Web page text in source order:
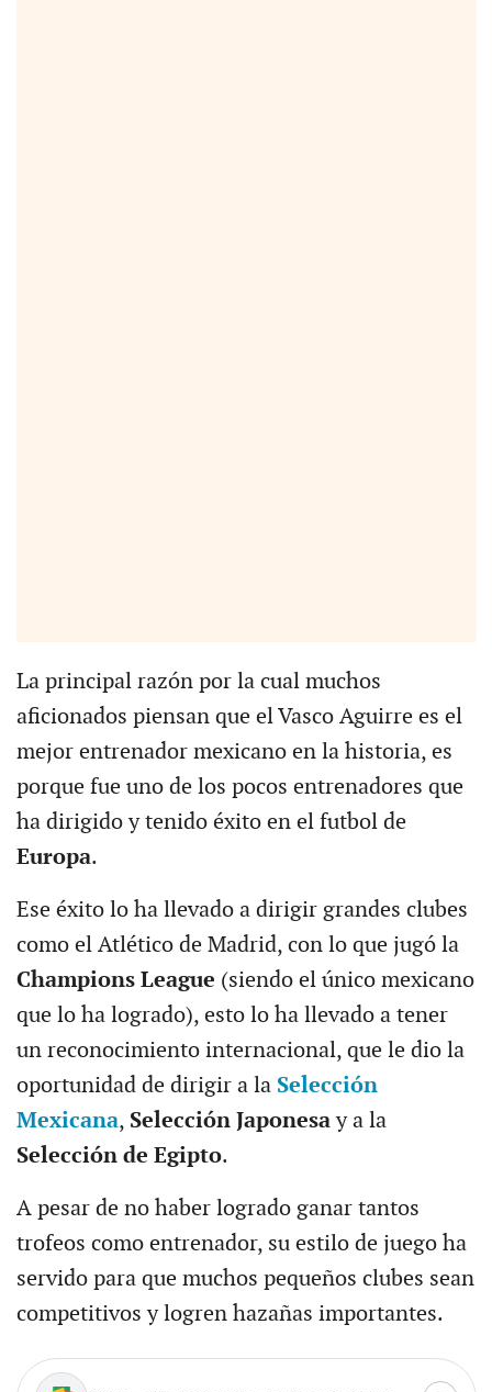
La principal razón por la cual muchos
aficionados piensan que el Vasco Aguirre es el
mejor entrenador mexicano en la historia, es
porque fue uno de los pocos entrenadores que
ha dirigido y tenido éxito en el futbol de
Europa.
Ese éxito lo ha llevado a dirigir grandes clubes
como el Atlético de Madrid, con lo que jugó la
Champions League (siendo el único mexicano
que lo ha logrado), esto lo ha llevado a tener
un reconocimiento internacional, que le dio la
oportunidad de dirigir a la Selección
Mexicana, Selección Japonesay a la
Selección de Egipto.
A pesar de no haber logrado ganar tantos
trofeos como entrenador, su estilo de juego ha
servido para que muchos pequeños clubes sean
competitivos y logren hazañas importantes.